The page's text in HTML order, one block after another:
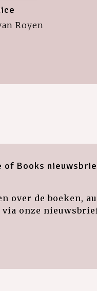
Royen
of Books
over de boeken,
via onze